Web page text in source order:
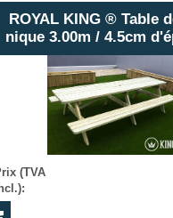
ROYAL KING ® Table
nique 3.00m / 4.5cm
(TVA
: